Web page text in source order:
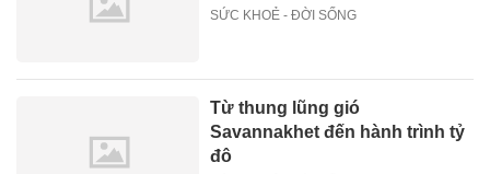
SỨC KHOẺ - ĐỜI SỐNG
Từ thung lũng gió
Savannakhet đến hành trình tỷ
đô